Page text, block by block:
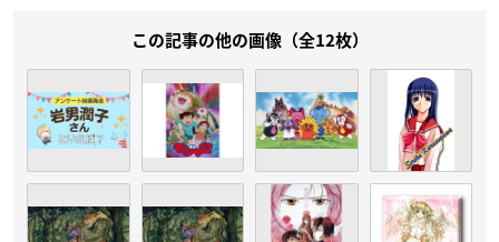
（引用：「岩男潤子」公式サイト
この記事の他の画像（全12枚）